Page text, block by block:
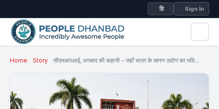
हि Sign In
Home Story सीएमआरआई, धनबाद की कहानी – जहाँ भारत के खनन उद्योग का भवि...